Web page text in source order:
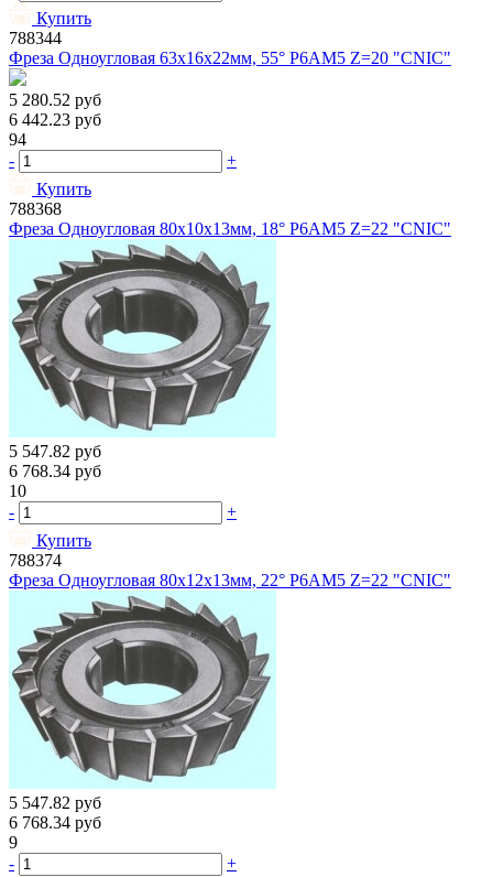
Купить
788344
Фреза Одноугловая 63х16х22мм, 55° Р6АМ5 Z=20 "CNIC"
5 280.52 руб
6 442.23 руб
94
-
+
Купить
788368
Фреза Одноугловая 80х10х13мм, 18° Р6АМ5 Z=22 "CNIC"
5 547.82 руб
6 768.34 руб
10
-
+
Купить
788374
Фреза Одноугловая 80х12х13мм, 22° Р6АМ5 Z=22 "CNIC"
5 547.82 руб
6 768.34 руб
9
-
+